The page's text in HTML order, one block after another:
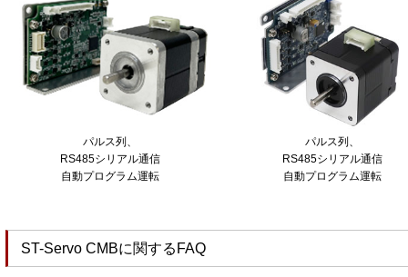
パルス列、
RS485シリアル通信
自動プログラム運転
パルス列、
RS485シリアル通信
自動プログラム運転
ST-Servo CMBに関するFAQ